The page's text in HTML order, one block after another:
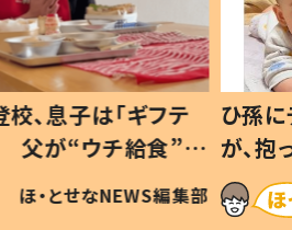
、息子は「ギフテ
父が“ウチ給食”を
由とは #令和の親
ほ・とせなNEWS編集部
ひ孫
が、
「涙が
い」